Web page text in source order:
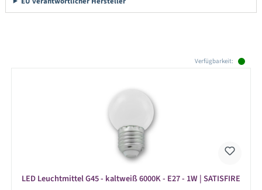
Verfügbarkeit:
LED Leuchtmittel G45 - kaltweiß 6000K - E27 - 1W | SATISFIRE